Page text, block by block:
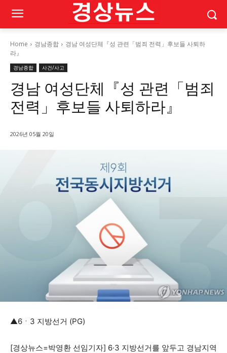
Home 경남종합
경남 여성단체『성 관련「범죄 전력」후보들 사퇴하
라』
경남종합 사건/사고
경남 여성단체『성 관련「범죄
전력」후보들 사퇴하라』
2026년 05월 20일
▲6ㆍ3 지방선거 (PG)
[경상뉴스=박영환 선임기자] 6·3 지방선거를 앞두고 경남지역